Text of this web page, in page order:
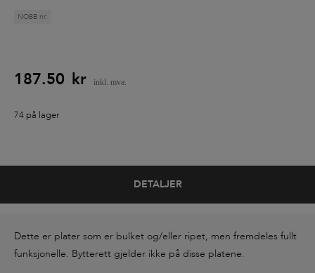
NOBB nr:
187.50 kr
74 på lager
DETALJER
Dette er plater som er bulket og/eller ripet, men fremdeles fullt
funksjonelle. Bytterett gjelder ikke på disse platene.